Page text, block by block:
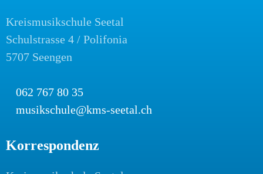
Kreismusikschule Seetal
Schulstrasse 4 / Polifonia
5707 Seengen
062 767 80 35
musikschule@kms-seetal.ch
Korrespondenz